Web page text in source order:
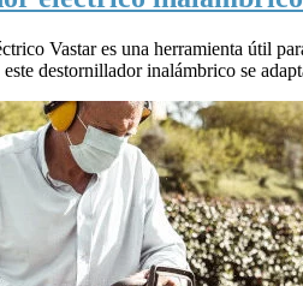
Vastar es una herramienta útil
destornillador inalámbrico se